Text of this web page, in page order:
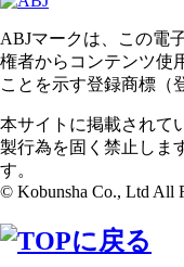
ABJマークは、この電
権者からコンテンツ使
ことを示す登録商標（
本サイトに掲載されて
製行為を固く禁止しま
す。
© Kobunsha Co., Ltd All